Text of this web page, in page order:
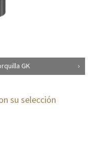
GK
su selección